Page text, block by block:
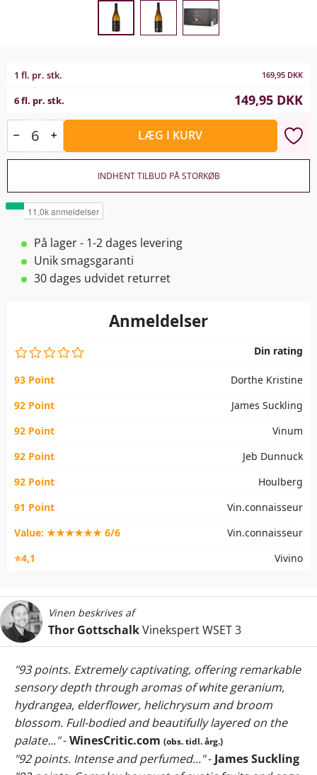
1 fl. pr. stk. 169,95 DKK
6 fl. pr. stk. 149,95 DKK
LÆG I KURV
INDHENT TILBUD PÅ STORKØB
På lager - 1-2 dages levering
Unik smagsgaranti
30 dages udvidet returret
Anmeldelser
Din rating
93 Point
Dorthe Kristine
92 Point
James Suckling
92 Point
Vinum
92 Point
Jeb Dunnuck
92 Point
Houlberg
91 Point
Vin.connaisseur
Value: ★★★★★★ 6/6
Vin.connaisseur
⭐4,1
Vivino
Vinen beskrives af
Thor GottschalkVinekspert WSET 3
"93 points. Extremely captivating, offering remarkable
sensory depth through aromas of white geranium,
hydrangea, elderflower, helichrysum and broom
blossom. Full-bodied and beautifully layered on the
palate..."-WinesCritic.com (obs. tidl. årg.)
"92 points. Intense and perfumed..."- James Suckling